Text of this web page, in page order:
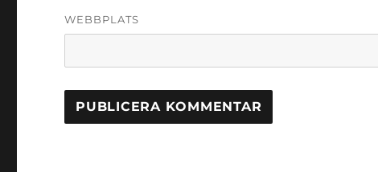
WEBBPLATS